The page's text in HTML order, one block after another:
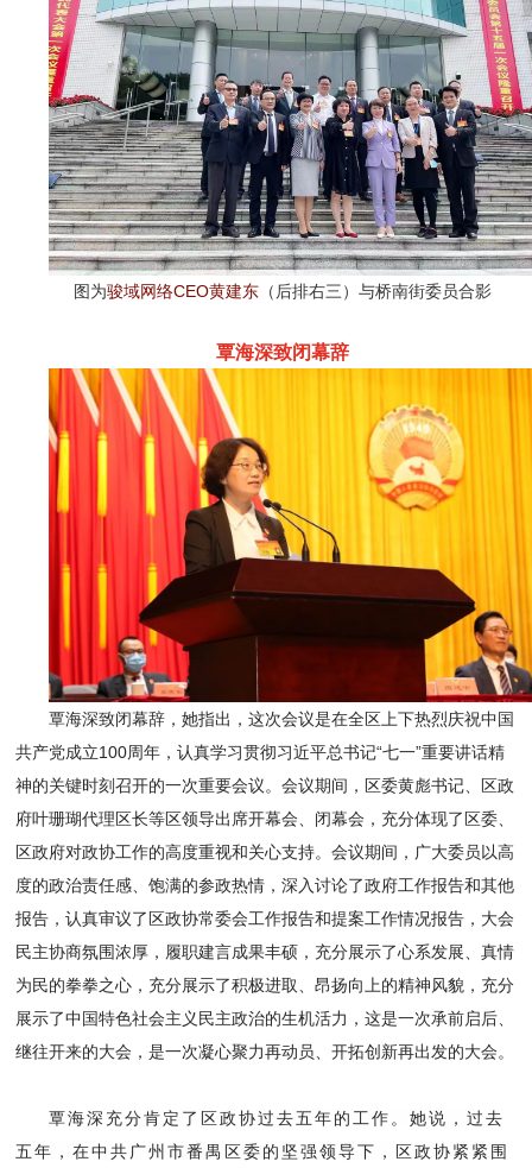
图为骏域网络CEO黄建东（后排右三）与桥南街委员合影
覃海深致闭幕辞
覃海深致闭幕辞，她指出，这次会议是在全区上下热烈庆祝中国
共产党成立100周年，认真学习贯彻习近平总书记“七一”重要讲话精
神的关键时刻召开的一次重要会议。会议期间，区委黄彪书记、区政
府叶珊瑚代理区长等区领导出席开幕会、闭幕会，充分体现了区委、
区政府对政协工作的高度重视和关心支持。会议期间，广大委员以高
度的政治责任感、饱满的参政热情，深入讨论了政府工作报告和其他
报告，认真审议了区政协常委会工作报告和提案工作情况报告，大会
民主协商氛围浓厚，履职建言成果丰硕，充分展示了心系发展、真情
为民的拳拳之心，充分展示了积极进取、昂扬向上的精神风貌，充分
展示了中国特色社会主义民主政治的生机活力，这是一次承前启后、
继往开来的大会，是一次凝心聚力再动员、开拓创新再出发的大会。
覃海深充分肯定了区政协过去五年的工作。她说，过去
五年，在中共广州市番禺区委的坚强领导下，区政协紧紧围